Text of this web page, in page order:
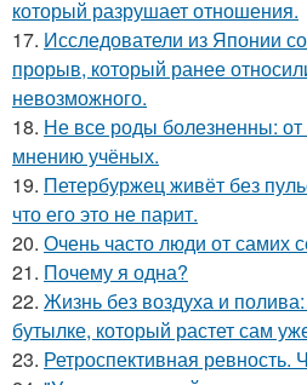
который разрушает отношения.
17. Исследователи из Японии
прорыв, который ранее
невозможного.
18. Не все роды болезненны: от
мнению учёных.
19. Петербуржец живёт без
что его это не парит.
20. Очень часто люди от самих
21. Почему я одна?
22. Жизнь без воздуха и
бутылке, который растет сам
23. Ретроспективная ревность.